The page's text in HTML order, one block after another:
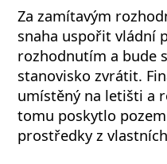
Za zamítavým
snaha uspořit vládní
rozhodnutím a bude
stanovisko zvrátit.
umístěný na letišti a
tomu poskytlo
prostředky z